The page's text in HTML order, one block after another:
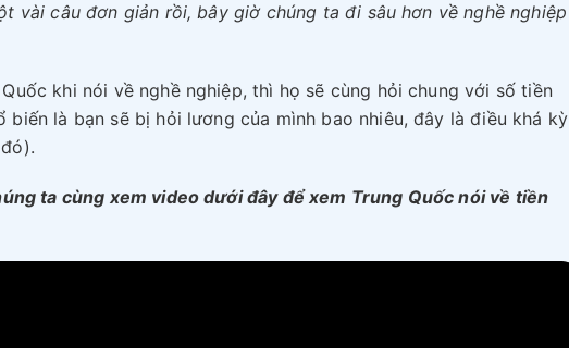
vài câu đơn giản rồi, bây giờ chúng ta đi sâu hơn về nghề nghiệp
khi nói về nghề nghiệp, thì họ sẽ cùng hỏi chung với số tiền
biến là bạn sẽ bị hỏi lương của mình bao nhiêu, đây là điều khá kỳ
ta cùng xem video dưới đây để xem Trung Quốc nói về tiền